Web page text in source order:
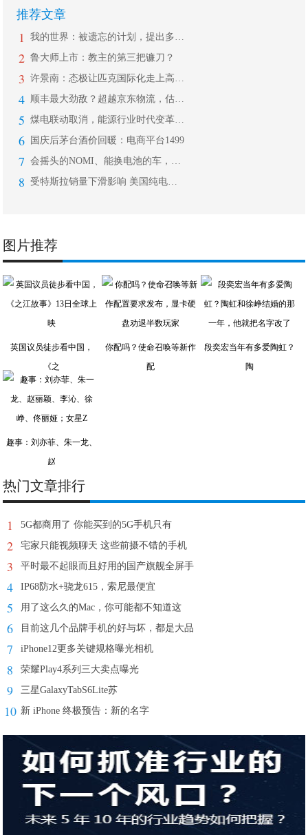
推荐文章
1
2 鲁大师上市：教主的第三把镰刀？
3
4
5
6 国庆后茅台酒价回暖：电商平台1499
7
8
图片推荐
英国议员徒步看中国，
《之
你配吗？使命召唤等新作
配
段奕宏当年有多爱陶虹？
陶
趣事：刘亦菲、朱一龙、
赵
热门文章排行
1 5G都商用了 你能买到的5G手机只有
2 宅家只能视频聊天 这些前摄不错的手机
3 平时最不起眼而且好用的国产旗舰全屏手
4 IP68防水+骁龙615，索尼最便宜
5 用了这么久的Mac，你可能都不知道这
6 目前这几个品牌手机的好与坏，都是大品
7 iPhone12更多关键规格曝光相机
8 荣耀Play4系列三大卖点曝光
9 三星GalaxyTabS6Lite苏
10 新 iPhone 终极预告：新的名字